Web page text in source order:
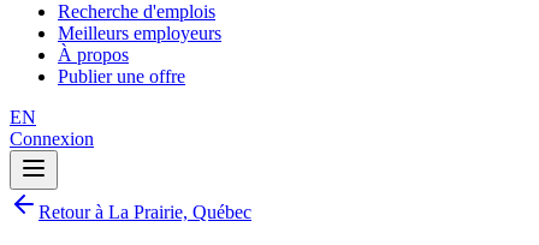
Recherche d'emplois
Meilleurs employeurs
À propos
Publier une offre
EN
Connexion
Retour à La Prairie, Québec